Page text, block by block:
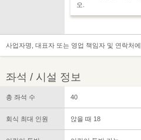
오.
사업자명, 대표자 또는 영업 책임자 및 연락처
좌석 / 시설 정보
총 좌석 수 40
회식 최대 인원 앉을 때 18